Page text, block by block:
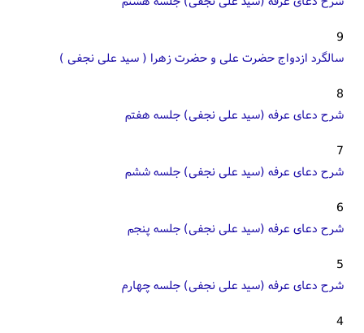
9
سالگرد ازدواج حضرت علی و حضرت زهرا ( سید علی نجفی )
8
شرح دعای عرفه (سید علی نجفی) جلسه هفتم
7
شرح دعای عرفه (سید علی نجفی) جلسه ششم
6
شرح دعای عرفه (سید علی نجفی) جلسه پنجم
5
شرح دعای عرفه (سید علی نجفی) جلسه چهارم
4